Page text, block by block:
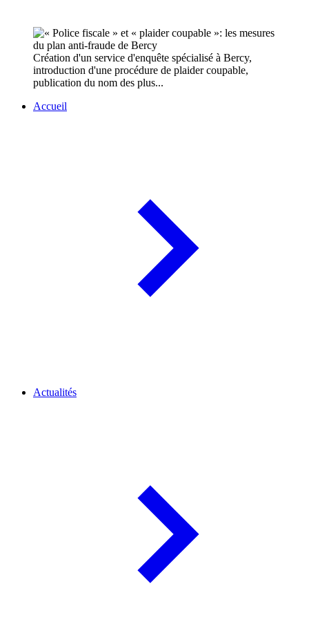
Création d'un service d'enquête spécialisé à Bercy,
introduction d'une procédure de plaider coupable,
publication du nom des plus...
Accueil
Actualités